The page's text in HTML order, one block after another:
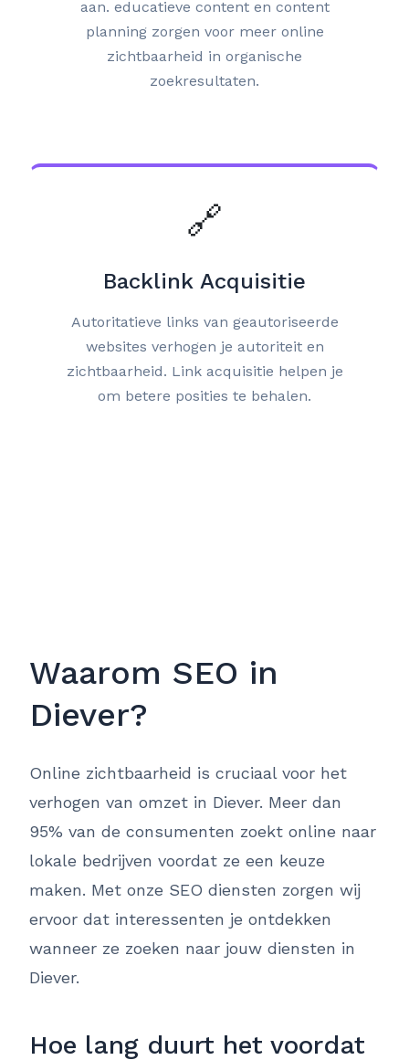
aan. educatieve content en content
planning zorgen voor meer online
zichtbaarheid in organische
zoekresultaten.
🔗
Backlink Acquisitie
Autoritatieve links van geautoriseerde
websites verhogen je autoriteit en
zichtbaarheid. Link acquisitie helpen je
om betere posities te behalen.
Waarom SEO in
Diever?
Online zichtbaarheid is cruciaal voor het
verhogen van omzet in Diever. Meer dan
95% van de consumenten zoekt online naar
lokale bedrijven voordat ze een keuze
maken. Met onze SEO diensten zorgen wij
ervoor dat interessenten je ontdekken
wanneer ze zoeken naar jouw diensten in
Diever.
Hoe lang duurt het voordat